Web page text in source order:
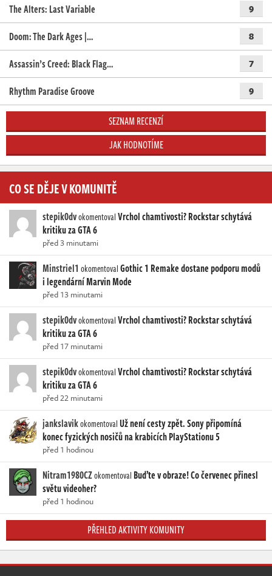
The Alters: Last Variable 9
Doom: The Dark Ages |… 8
Assassin’s Creed: Black Flag… 7
Rhythm Paradise Groove 9
SEZNAM RECENZÍ
JAK HODNOTÍME
CO SE DĚJE V KOMUNITĚ
stepik0dvokomentovalVrchol chamtivosti? Rockstar schytává
kritiku za GTA 6
před 3 minutami
Minstriel1 okomentovalGothic 1 Remake dostane podporu modů
i legendární Marvin Mode
před 13 minutami
stepik0dvokomentovalVrchol chamtivosti? Rockstar schytává
kritiku za GTA 6
před 17 minutami
stepik0dvokomentovalVrchol chamtivosti? Rockstar schytává
kritiku za GTA 6
před 22 minutami
jankslavikokomentovalUž není cesty zpět. Sony připomíná
konec fyzických nosičů na krabicích PlayStationu 5
před 1 hodinou
Nitram1980CZokomentoval Buďte v obraze! Co červenec přinesl
světu videoher?
před 1 hodinou
PŘEHLED AKTIVITY KOMUNITY